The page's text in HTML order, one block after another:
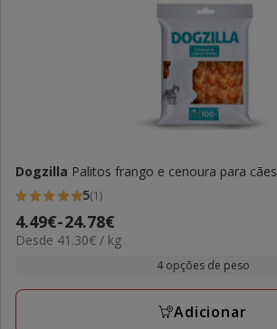
Dogzilla Palitos frango e cenoura para cães
5
estrelas
com
avaliações
5(1)
Preço
de
a
4.49€-24.78€
41.30€
Desde 41.30€ / kg
4 opções de peso
Adicionar